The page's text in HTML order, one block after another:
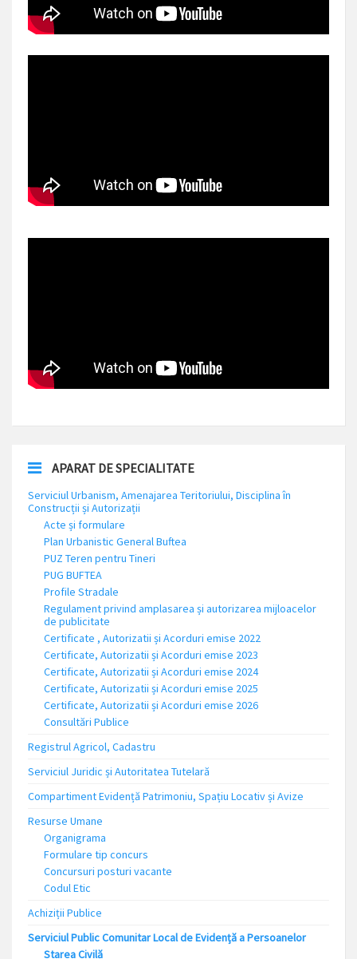
APARAT DE SPECIALITATE
Serviciul Urbanism, Amenajarea Teritoriului, Disciplina în
Construcții și Autorizații
Acte și formulare
Plan Urbanistic General Buftea
PUZ Teren pentru Tineri
PUG BUFTEA
Profile Stradale
Regulament privind amplasarea și autorizarea mijloacelor
de publicitate
Certificate , Autorizatii și Acorduri emise 2022
Certificate, Autorizatii și Acorduri emise 2023
Certificate, Autorizatii și Acorduri emise 2024
Certificate, Autorizatii și Acorduri emise 2025
Certificate, Autorizatii și Acorduri emise 2026
Consultări Publice
Registrul Agricol, Cadastru
Serviciul Juridic și Autoritatea Tutelară
Compartiment Evidență Patrimoniu, Spațiu Locativ și Avize
Resurse Umane
Organigrama
Formulare tip concurs
Concursuri posturi vacante
Codul Etic
Achiziții Publice
Serviciul Public Comunitar Local de Evidență a Persoanelor
Starea Civilă